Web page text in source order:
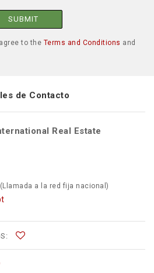
SUBMIT
to the Terms and Conditions and
de Contacto
Real Estate
(Llamada a la red fija nacional)